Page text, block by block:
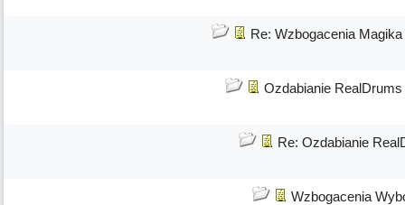
Re: Wzbogacenia
Ozdabianie RealDrums
Re: Ozdabianie
Wzbogacenia